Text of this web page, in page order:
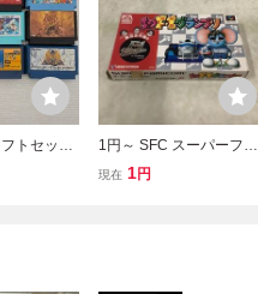
トセット
1円～ SFC スーパーファ
ミコン SD F-1グランプリ
現在 1円